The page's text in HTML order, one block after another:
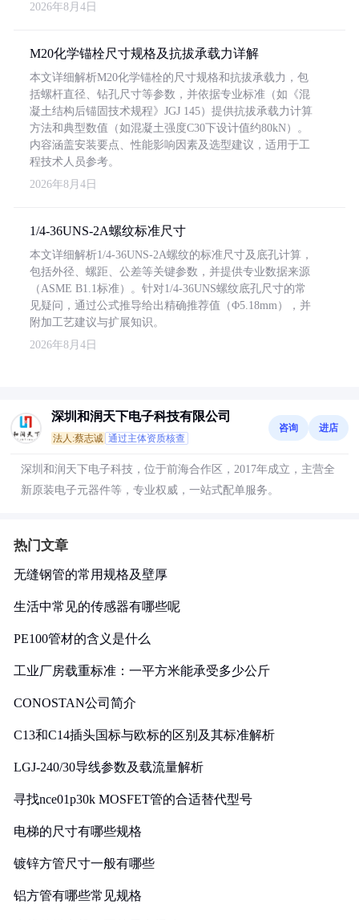
2026年8月4日
M20化学锚栓尺寸规格及抗拔承载力详解
本文详细解析M20化学锚栓的尺寸规格和抗拔承载力，包
括螺杆直径、钻孔尺寸等参数，并依据专业标准（如《混
凝土结构后锚固技术规程》JGJ 145）提供抗拔承载力计算
方法和典型数值（如混凝土强度C30下设计值约80kN）。
内容涵盖安装要点、性能影响因素及选型建议，适用于工
程技术人员参考。
2026年8月4日
1/4-36UNS-2A螺纹标准尺寸
本文详细解析1/4-36UNS-2A螺纹的标准尺寸及底孔计算，
包括外径、螺距、公差等关键参数，并提供专业数据来源
（ASME B1.1标准）。针对1/4-36UNS螺纹底孔尺寸的常
见疑问，通过公式推导给出精确推荐值（Φ5.18mm），并
附加工艺建议与扩展知识。
2026年8月4日
深圳和润天下电子科技有限公司
法人:蔡志诚 通过主体资质核查
咨询 进店
深圳和润天下电子科技，位于前海合作区，2017年成立，主营全
新原装电子元器件等，专业权威，一站式配单服务。
热门文章
无缝钢管的常用规格及壁厚
生活中常见的传感器有哪些呢
PE100管材的含义是什么
工业厂房载重标准：一平方米能承受多少公斤
CONOSTAN公司简介
C13和C14插头国标与欧标的区别及其标准解析
LGJ-240/30导线参数及载流量解析
寻找nce01p30k MOSFET管的合适替代型号
电梯的尺寸有哪些规格
镀锌方管尺寸一般有哪些
铝方管有哪些常见规格